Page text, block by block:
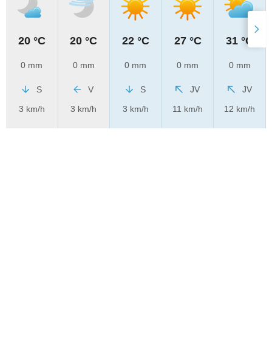
20 °C
0 mm
S
3 km/h
20 °C
0 mm
V
3 km/h
22 °C
0 mm
S
3 km/h
27 °C
0 mm
JV
11 km/h
31 °C
0 mm
JV
12 km/h